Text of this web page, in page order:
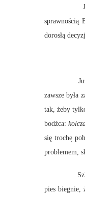
Jak
sprawnością
dorosłą
Już na
zawsze była
tak, żeby
bodźca:
się trochę
problemem,
Szkolnie
pies biegnie,